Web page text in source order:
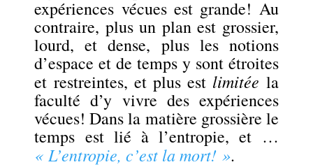
expériences vécues est grande! Au
contraire, plus un plan est grossier,
lourd, et dense, plus les notions
d’espace et de temps y sont étroites
et restreintes, et plus est limitée la
faculté d’y vivre des expériences
vécues! Dans la matière grossière le
temps est lié à l’entropie, et …
« L’entropie, c’est la mort! ».